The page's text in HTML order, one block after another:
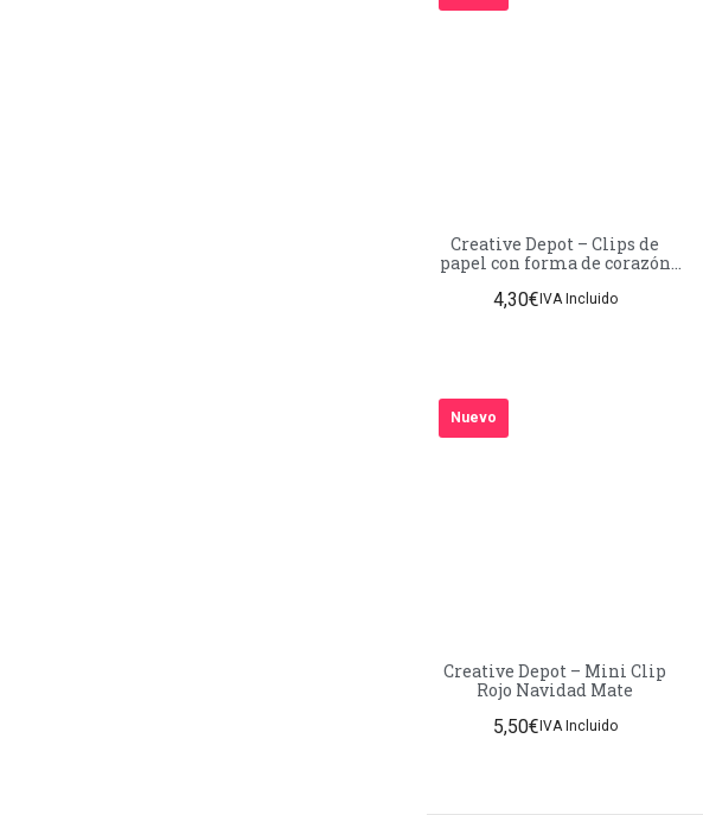
Creative Depot – Clips de
papel con forma de corazón
unidades
4,30€ IVA Incluido
Nuevo
Creative Depot – Mini Clip
Rojo Navidad Mate
5,50€ IVA Incluido